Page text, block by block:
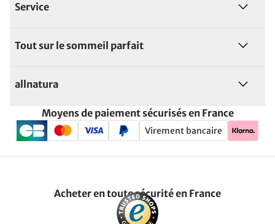
Service
Tout sur le sommeil parfait
allnatura
Moyens de paiement sécurisés en France
Virement bancaire
Acheter en toute sécurité en France